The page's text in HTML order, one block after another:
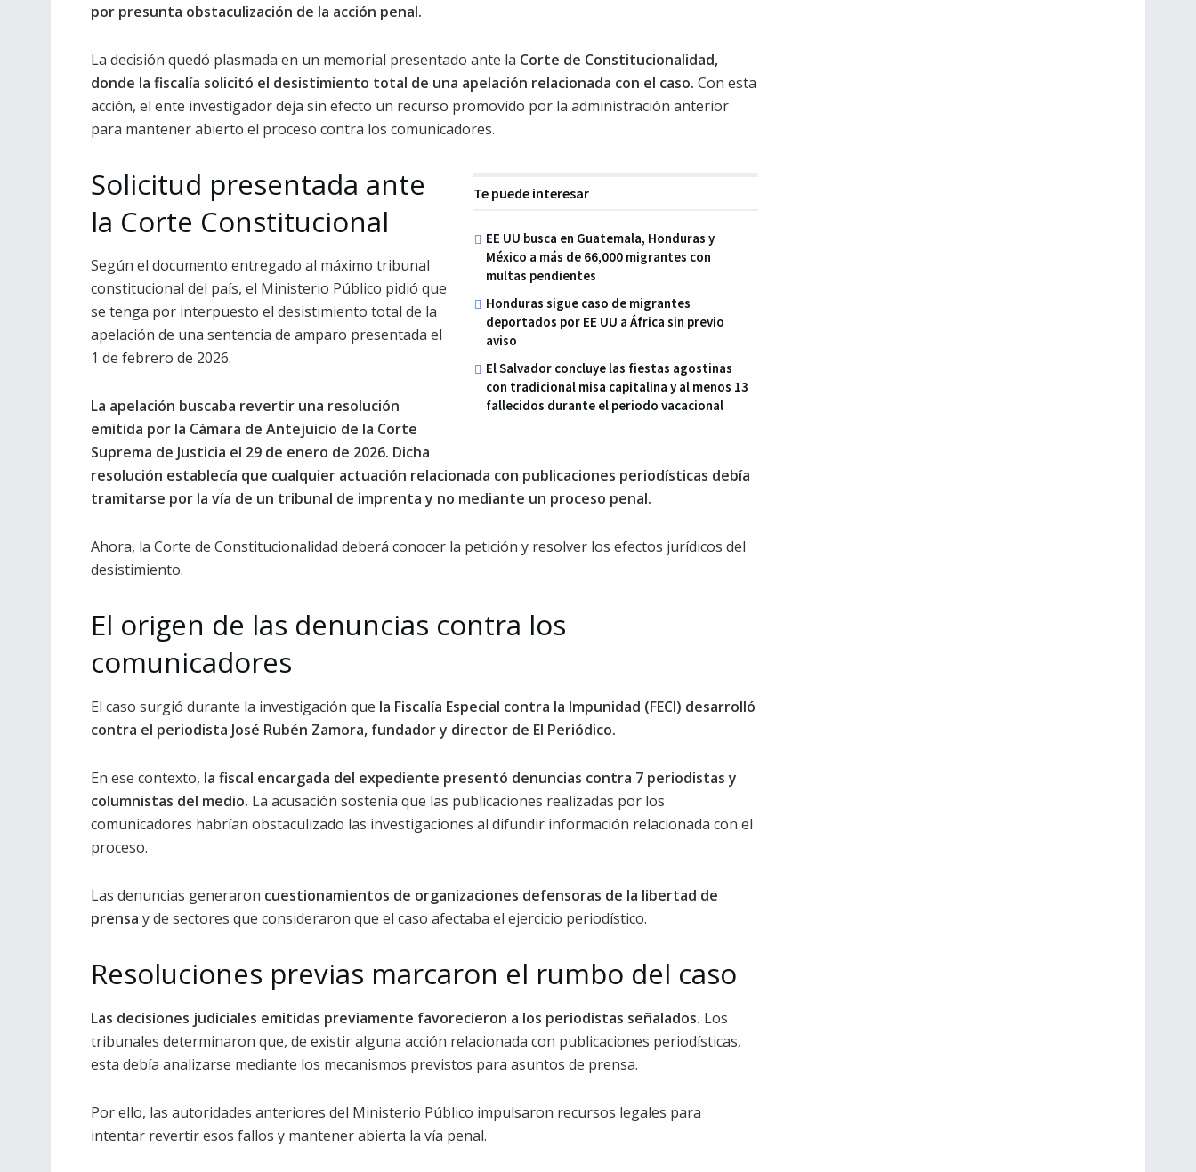
por presunta obstaculización de la acción penal.
La decisión quedó plasmada en un memorial presentado ante la Corte de Constitucionalidad,
donde la fiscalía solicitó el desistimiento total de una apelación relacionada con el caso. Con esta
acción, el ente investigador deja sin efecto un recurso promovido por la administración anterior
para mantener abierto el proceso contra los comunicadores.
Te puede interesar
EE UU busca en Guatemala, Honduras y
México a más de 66,000 migrantes con
multas pendientes
Honduras sigue caso de migrantes
deportados por EE UU a África sin previo
aviso
El Salvador concluye las fiestas agostinas
con tradicional misa capitalina y al menos 13
fallecidos durante el periodo vacacional
Solicitud presentada ante
la Corte Constitucional
Según el documento entregado al máximo tribunal
constitucional del país, el Ministerio Público pidió que
se tenga por interpuesto el desistimiento total de la
apelación de una sentencia de amparo presentada el
1 de febrero de 2026.
La apelación buscaba revertir una resolución
emitida por la Cámara de Antejuicio de la Corte
Suprema de Justicia el 29 de enero de 2026. Dicha
resolución establecía que cualquier actuación relacionada con publicaciones periodísticas debía
tramitarse por la vía de un tribunal de imprenta y no mediante un proceso penal.
Ahora, la Corte de Constitucionalidad deberá conocer la petición y resolver los efectos jurídicos del
desistimiento.
El origen de las denuncias contra los
comunicadores
El caso surgió durante la investigación que la Fiscalía Especial contra la Impunidad (FECI) desarrolló
contra el periodista José Rubén Zamora, fundador y director de El Periódico.
En ese contexto, la fiscal encargada del expediente presentó denuncias contra 7 periodistas y
columnistas del medio. La acusación sostenía que las publicaciones realizadas por los
comunicadores habrían obstaculizado las investigaciones al difundir información relacionada con el
proceso.
Las denuncias generaron cuestionamientos de organizaciones defensoras de la libertad de
prensa y de sectores que consideraron que el caso afectaba el ejercicio periodístico.
Resoluciones previas marcaron el rumbo del caso
Las decisiones judiciales emitidas previamente favorecieron a los periodistas señalados. Los
tribunales determinaron que, de existir alguna acción relacionada con publicaciones periodísticas,
esta debía analizarse mediante los mecanismos previstos para asuntos de prensa.
Por ello, las autoridades anteriores del Ministerio Público impulsaron recursos legales para
intentar revertir esos fallos y mantener abierta la vía penal.